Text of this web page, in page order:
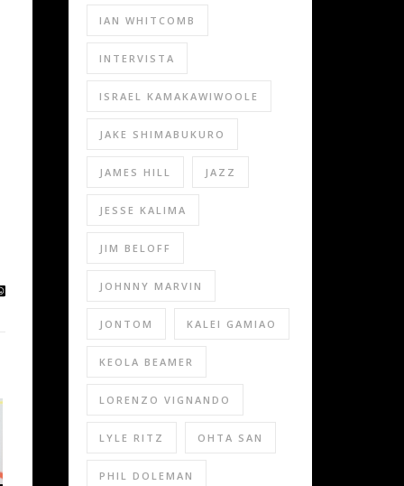
IAN WHITCOMB
INTERVISTA
ISRAEL KAMAKAWIWOOLE
JAKE SHIMABUKURO
JAMES HILL JAZZ
JESSE KALIMA
JIM BELOFF
JOHNNY MARVIN
JONTOM KALEI GAMIAO
KEOLA BEAMER
LORENZO VIGNANDO
LYLE RITZ OHTA SAN
PHIL DOLEMAN